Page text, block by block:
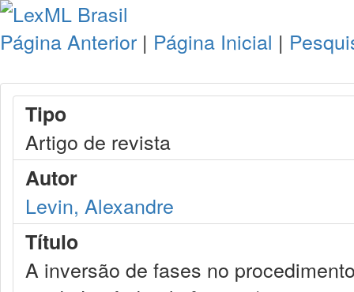
Página Anterior | Página Inicial |
Tipo
Artigo de revista
Autor
Levin, Alexandre
Título
A inversão de fases no